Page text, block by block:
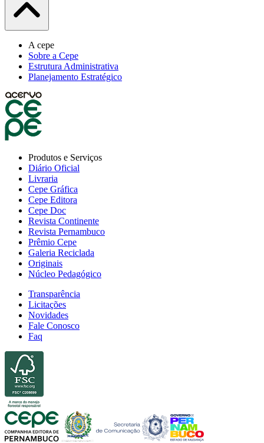
A cepe
Sobre a Cepe
Estrutura Administrativa
Planejamento Estratégico
Produtos e Serviços
Diário Oficial
Livraria
Cepe Gráfica
Cepe Editora
Cepe Doc
Revista Continente
Revista Pernambuco
Prêmio Cepe
Galeria Reciclada
Originais
Núcleo Pedagógico
Transparência
Licitações
Novidades
Fale Conosco
Faq